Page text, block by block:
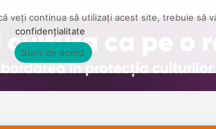
veți continua să utilizați acest site, trebuie să
confidențialitate
Sunt de acord